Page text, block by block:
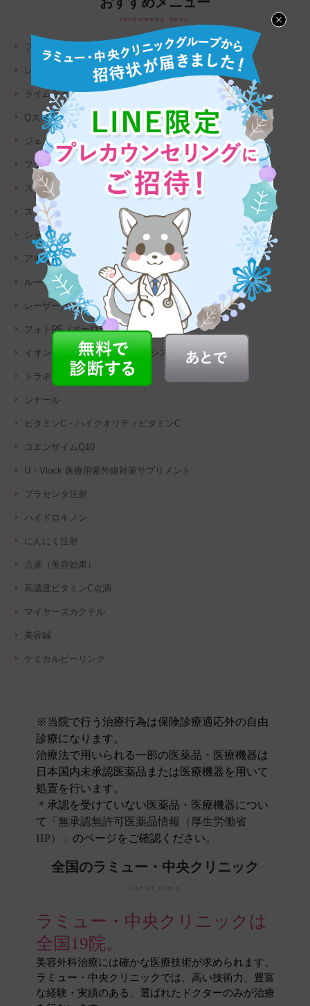
recommend menu
フォトフェイシャル
レーザートーニング
ライムライト
QスイッチYAGレーザー
ジェネシス
フラクショナルレーザー
スペクトラピコ ピコフラクショナルレーザー
スペクトラピコ ピコレーザートーニング
シャイニングピール
アキュティップ
ルートロピール
レーザーピール
フォトRF（オーロラ）
イオン導入（イオントフォレーシス）
トラネキサム酸
シナール
ビタミンC・ハイクオリティビタミンC
コエンザイムQ10
U・Vlock 医療用紫外線対策サプリメント
プラセンタ注射
ハイドロキノン
にんにく注射
点滴（美容効果）
高濃度ビタミンC点滴
マイヤーズカクテル
美容鍼
ケミカルピーリング
※当院で行う治療行為は保険診療適応外の自由
診療になります。
治療法で用いられる一部の医薬品・医療機器は
日本国内未承認医薬品または医療機器を用いて
処置を行います。
＊承認を受けていない医薬品・医療機器につい
て 「無承認無許可医薬品情報（厚生労働省
HP）」 のページをご確認ください。
全国のラミュー・中央クリニック
list of clinic
ラミュー・中央クリニックは
全国19院。
美容外科治療には確かな医療技術が求められます。
ラミュー・中央クリニックでは、高い技術力、豊富
な経験・実績のある、選ばれたドクターのみが治療